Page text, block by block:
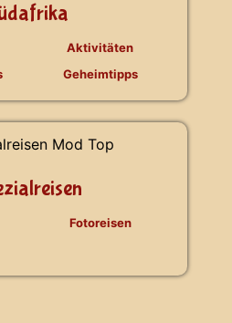
Aktivitäten
Geheimtipps
Fotoreisen